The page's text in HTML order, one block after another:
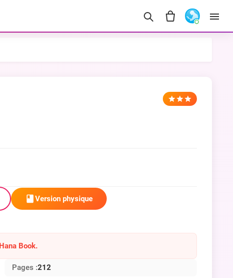
Version physique
Book.
Pages :212